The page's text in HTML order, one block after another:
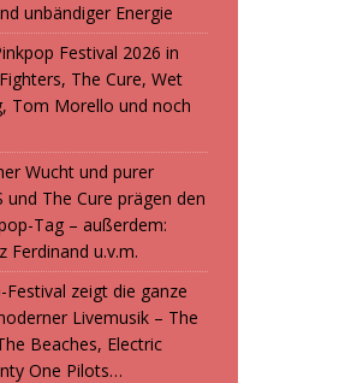
unbändiger Energie
Festival 2026 in
The Cure, Wet
Tom Morello und noch
Wucht und purer
und The Cure prägen den
Tag – außerdem:
Ferdinand u.v.m.
Festival zeigt die ganze
Livemusik – The
Beaches, Electric
One Pilots…